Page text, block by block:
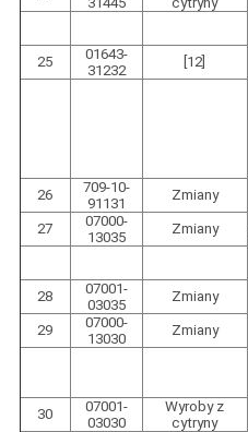
25
01643-
31232
[12]
26
709-10-
91131
Zmiany
27
07000-
13035
Zmiany
28
07001-
03035
Zmiany
29
07000-
13030
Zmiany
30
07001-
03030
Wyroby z
cytryny